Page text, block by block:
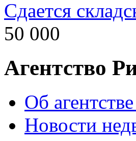
Cдается
50 000
Агентство
Об
Новости